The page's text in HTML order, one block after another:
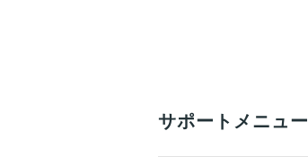
サポートメニュー